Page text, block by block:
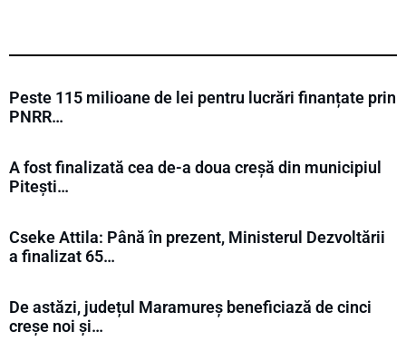
Peste 115 milioane de lei pentru lucrări finanțate prin
PNRR…
A fost finalizată cea de-a doua creșă din municipiul
Pitești…
Cseke Attila: Până în prezent, Ministerul Dezvoltării
a finalizat 65…
De astăzi, județul Maramureș beneficiază de cinci
creșe noi și…